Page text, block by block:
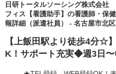
日研トータルソーシング株式会社
フィス【看護助手】の看護師・保
報詳細（派遣社員） - 名古屋市北区
【上飯田駅より徒歩4分☆
K！サポート充実◆週3日